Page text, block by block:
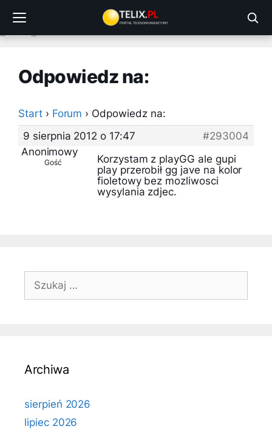
treści
Odpowiedz na:
Start › Forum › Odpowiedz na:
9 sierpnia 2012 o 17:47
#293004
Anonimowy
Gość
Korzystam z playGG ale gupi
play przerobił gg jave na kolor
fioletowy bez mozliwosci
wysylania zdjec.
Szukaj:
Archiwa
sierpień 2026
lipiec 2026